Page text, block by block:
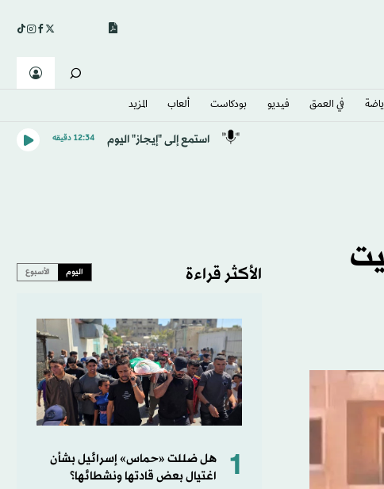
في العمق فيديو بودكاست ألعاب المزيد
استمع إلى "إيجاز" اليوم 12:34 دقيقه
الأكثر قراءة اليوم الأسبوع
1
هل ضللت «حماس» إسرائيل بشأن
اغتيال بعض قادتها ونشطائها؟